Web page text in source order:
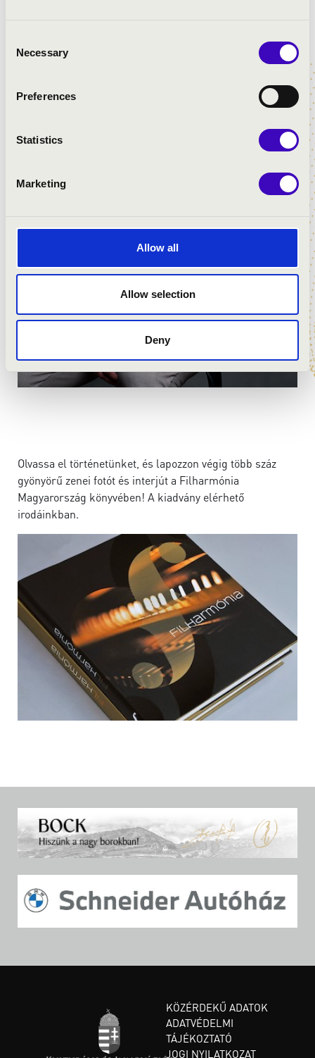
Selection
Necessary
Preferences
Statistics
Marketing
Allow all
Allow selection
Deny
Olvassa el történetünket, és lapozzon végig több száz
gyönyörű zenei fotót és interjút a Filharmónia
Magyarország könyvében! A kiadvány elérhető
irodáinkban.
KÖZÉRDEKŰ ADATOK
ADATVÉDELMI
TÁJÉKOZTATÓ
JOGI NYILATKOZAT